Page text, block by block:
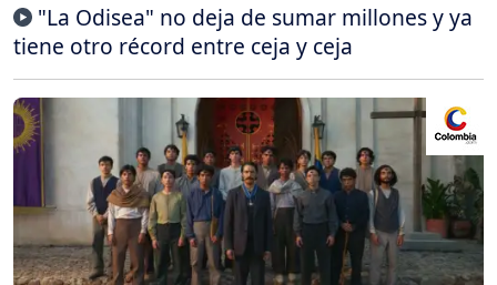
"La Odisea" no deja de sumar millones y ya
tiene otro récord entre ceja y ceja